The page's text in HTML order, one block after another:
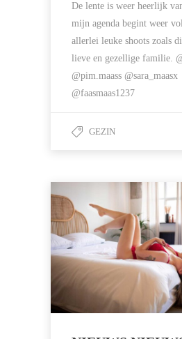
De lente is weer heerlijk
mijn agenda begint weer
allerlei leuke shoots zoals
lieve en gezellige familie.
@pim.maass @sara_maasx
@faasmaas1237
GEZIN